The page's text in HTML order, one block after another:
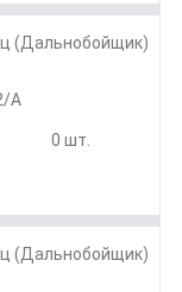
(Дальнобойщик)
А
0 шт.
(Дальнобойщик)